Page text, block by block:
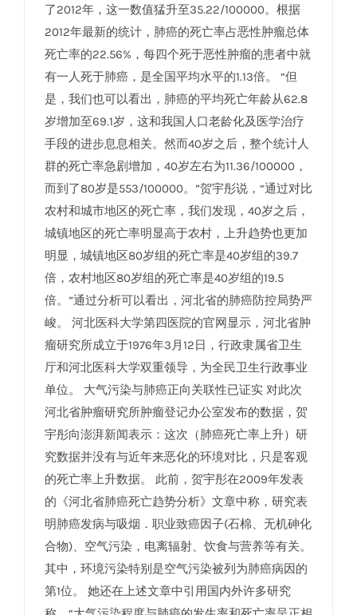
了2012年，这一数值猛升至35.22/100000。根据
2012年最新的统计，肺癌的死亡率占恶性肿瘤总体
死亡率的22.56%，每四个死于恶性肿瘤的患者中就
有一人死于肺癌，是全国平均水平的1.13倍。 “但
是，我们也可以看出，肺癌的平均死亡年龄从62.8
岁增加至69.1岁，这和我国人口老龄化及医学治疗
手段的进步息息相关。然而40岁之后，整个统计人
群的死亡率急剧增加，40岁左右为11.36/100000，
而到了80岁是553/100000。”贺宇彤说，“通过对比
农村和城市地区的死亡率，我们发现，40岁之后，
城镇地区的死亡率明显高于农村，上升趋势也更加
明显，城镇地区80岁组的死亡率是40岁组的39.7
倍，农村地区80岁组的死亡率是40岁组的19.5
倍。”通过分析可以看出，河北省的肺癌防控局势严
峻。 河北医科大学第四医院的官网显示，河北省肿
瘤研究所成立于1976年3月12日，行政隶属省卫生
厅和河北医科大学双重领导，为全民卫生行政事业
单位。 大气污染与肺癌正向关联性已证实 对此次
河北省肿瘤研究所肿瘤登记办公室发布的数据，贺
宇彤向澎湃新闻表示：这次（肺癌死亡率上升）研
究数据并没有与近年来恶化的环境对比，只是客观
的死亡率上升数据。 此前，贺宇彤在2009年发表
的《河北省肺癌死亡趋势分析》文章中称，研究表
明肺癌发病与吸烟．职业致癌因子(石棉、无机砷化
合物)、空气污染，电离辐射、饮食与营养等有关。
其中，环境污染特别是空气污染被列为肺癌病因的
第1位。 她还在上述文章中引用国内外许多研究